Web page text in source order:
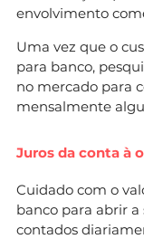
envolvimento
Uma vez que o
para banco,
no mercado para
mensalmente
Juros da conta à
Cuidado com o
banco para abrir a
contados